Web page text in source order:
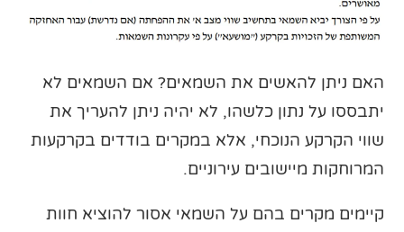
האם ניתן להאשים את השמאים? אם השמאים לא
יתבססו על נתון כלשהו, לא יהיה ניתן להעריך את
שווי הקרקע הנוכחי, אלא במקרים בודדים בקרקעות
המרוחקות מיישובים עירוניים.
קיימים מקרים בהם על השמאי אסור להוציא חוות